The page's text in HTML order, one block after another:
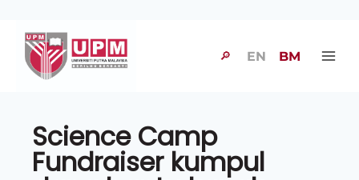
🔎 EN BM
Science Camp
Fundraiser kumpul